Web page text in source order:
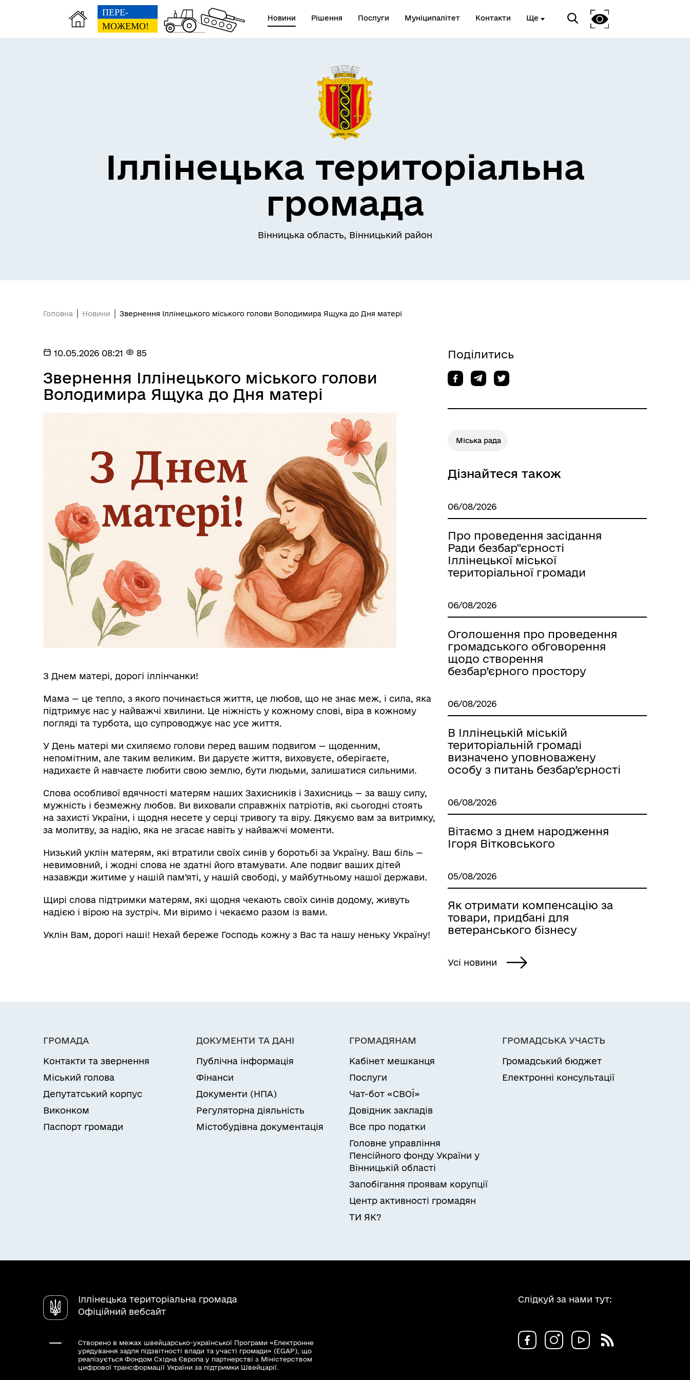
Новини Рішення Послуги Муніципалітет Контакти Ще
Іллінецька територіальна
громада
Вінницька область, Вінницький район
Головна Новини Звернення Іллінецького міського голови Володимира Ящука до Дня матері
10.05.2026 08:21 85
Звернення Іллінецького міського голови
Володимира Ящука до Дня матері
З Днем матері, дорогі іллінчанки!
Мама — це тепло, з якого починається життя, це любов, що не знає меж, і сила, яка
підтримує нас у найважчі хвилини. Це ніжність у кожному слові, віра в кожному
погляді та турбота, що супроводжує нас усе життя.
У День матері ми схиляємо голови перед вашим подвигом — щоденним,
непомітним, але таким великим. Ви даруєте життя, виховуєте, оберігаєте,
надихаєте й навчаєте любити свою землю, бути людьми, залишатися сильними.
Слова особливої вдячності матерям наших Захисників і Захисниць — за вашу силу,
мужність і безмежну любов. Ви виховали справжніх патріотів, які сьогодні стоять
на захисті України, і щодня несете у серці тривогу та віру. Дякуємо вам за витримку,
за молитву, за надію, яка не згасає навіть у найважчі моменти.
Низький уклін матерям, які втратили своїх синів у боротьбі за Україну. Ваш біль —
невимовний, і жодні слова не здатні його втамувати. Але подвиг ваших дітей
назавжди житиме у нашій пам’яті, у нашій свободі, у майбутньому нашої держави.
Щирі слова підтримки матерям, які щодня чекають своїх синів додому, живуть
надією і вірою на зустріч. Ми віримо і чекаємо разом із вами.
Уклін Вам, дорогі наші! Нехай береже Господь кожну з Вас та нашу неньку Україну!
Поділитись
Міська рада
Дізнайтеся також
06/08/2026
Про проведення засідання
Ради безбар"єрності
Іллінецької міської
територіальної громади
06/08/2026
Оголошення про проведення
громадського обговорення
щодо створення
безбар’єрного простору
06/08/2026
В Іллінецькій міській
територіальній громаді
визначено уповноважену
особу з питань безбар’єрності
06/08/2026
Вітаємо з днем народження
Ігоря Вітковського
05/08/2026
Як отримати компенсацію за
товари, придбані для
ветеранського бізнесу
Усі новини
ГРОМАДА
Контакти та звернення
Міський голова
Депутатський корпус
Виконком
Паспорт громади
ДОКУМЕНТИ ТА ДАНІ
Публічна інформація
Фінанси
Документи (НПА)
Регуляторна діяльність
Містобудівна документація
ГРОМАДЯНАМ
Кабінет мешканця
Послуги
Чат-бот «СВОЇ»
Довідник закладів
Все про податки
Головне управління
Пенсійного фонду України у
Вінницькій області
Запобігання проявам корупції
Центр активності громадян
ТИ ЯК?
ГРОМАДСЬКА УЧАСТЬ
Громадський бюджет
Електронні консультації
Іллінецька територіальна громада
Офіційний вебсайт
Створено в межах швейцарсько-української Програми «Електронне
урядування задля підзвітності влади та участі громади» (EGAP), що
реалізується Фондом Східна Європа у партнерстві з Міністерством
цифрової трансформації України за підтримки Швейцарії.
Слідкуй за нами тут: